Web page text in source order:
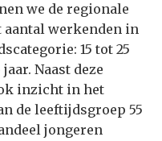
we de regionale
aantal werkenden in
15 tot 25
Naast deze
inzicht in het
de leeftijdsgroep 55
jongeren